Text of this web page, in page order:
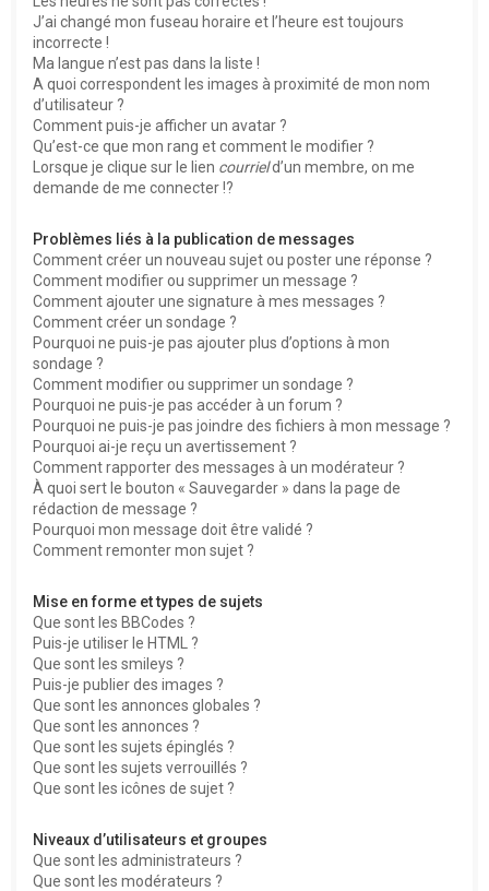
J’ai changé mon fuseau horaire et l’heure est toujours
incorrecte !
Ma langue n’est pas dans la liste !
A quoi correspondent les images à proximité de mon nom
d’utilisateur ?
Comment puis-je afficher un avatar ?
Qu’est-ce que mon rang et comment le modifier ?
Lorsque je clique sur le lien courrield’un membre, on me
demande de me connecter !?
Problèmes liés à la publication de messages
Comment créer un nouveau sujet ou poster une réponse ?
Comment modifier ou supprimer un message ?
Comment ajouter une signature à mes messages ?
Comment créer un sondage ?
Pourquoi ne puis-je pas ajouter plus d’options à mon
sondage ?
Comment modifier ou supprimer un sondage ?
Pourquoi ne puis-je pas accéder à un forum ?
Pourquoi ne puis-je pas joindre des fichiers à mon message ?
Pourquoi ai-je reçu un avertissement ?
Comment rapporter des messages à un modérateur ?
À quoi sert le bouton « Sauvegarder » dans la page de
rédaction de message ?
Pourquoi mon message doit être validé ?
Comment remonter mon sujet ?
Mise en forme et types de sujets
Que sont les BBCodes ?
Puis-je utiliser le HTML ?
Que sont les smileys ?
Puis-je publier des images ?
Que sont les annonces globales ?
Que sont les annonces ?
Que sont les sujets épinglés ?
Que sont les sujets verrouillés ?
Que sont les icônes de sujet ?
Niveaux d’utilisateurs et groupes
Que sont les administrateurs ?
Que sont les modérateurs ?